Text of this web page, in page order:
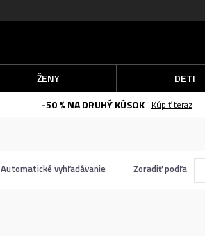
ŽENY DETI
-50 % NA DRUHÝ KÚSOK
Kúpiť teraz
Automatické vyhľadávanie Zoradiť podľa